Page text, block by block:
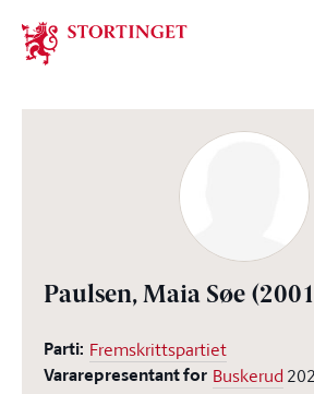
Stortinget.no
Paulsen, Maia Søe
Parti: Fremskrittspartiet
Vararepresentant for Buskerud